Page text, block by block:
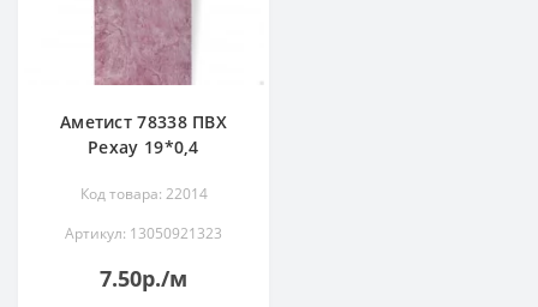
Аметист 78338 ПВХ
Рехау 19*0,4
Код товара: 22014
Артикул: 13050921323
7.50р./м